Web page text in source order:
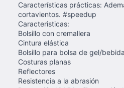
Características prácticas:
cortavientos. #speedup
Caracteristicas:
Bolsillo con cremallera
Cintura elástica
Bolsillo para bolsa de gel/bebida
Costuras planas
Reflectores
Resistencia a la abrasión